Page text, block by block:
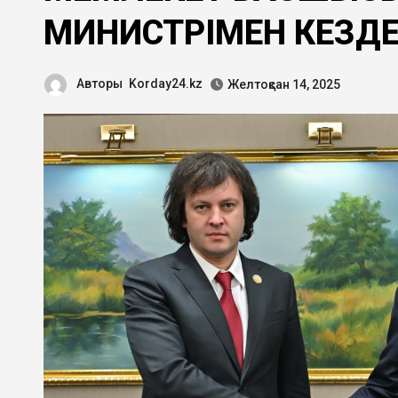
МИНИСТРІМЕН
Авторы Korday24.kz Желтоқсан 14, 2025